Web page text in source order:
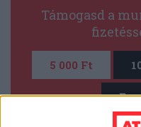
Támogasd a
5 000 Ft